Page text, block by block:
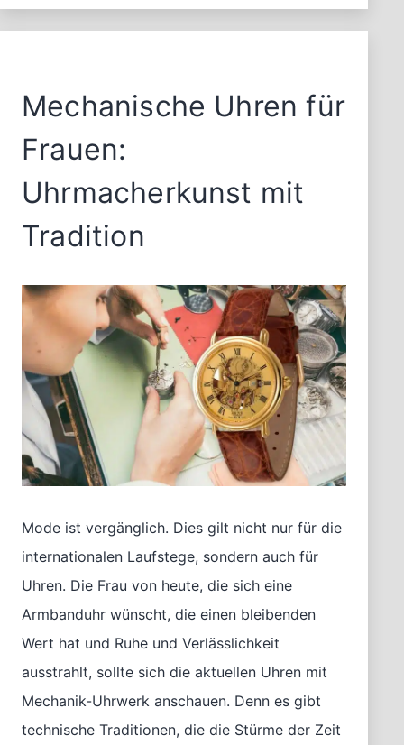
im
Stonewall
Mechanische Uhren für
Frauen:
Uhrmacherkunst mit
Tradition
Mode ist vergänglich. Dies gilt nicht nur für die
internationalen Laufstege, sondern auch für
Uhren. Die Frau von heute, die sich eine
Armbanduhr wünscht, die einen bleibenden
Wert hat und Ruhe und Verlässlichkeit
ausstrahlt, sollte sich die aktuellen Uhren mit
Mechanik-Uhrwerk anschauen. Denn es gibt
technische Traditionen, die die Stürme der Zeit